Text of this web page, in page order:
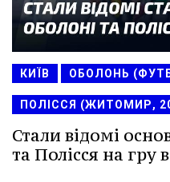
КИЇВ ОБОЛОНЬ
ПОЛІССЯ (ЖИТОМИР,
Стали відомі
та Полісся на